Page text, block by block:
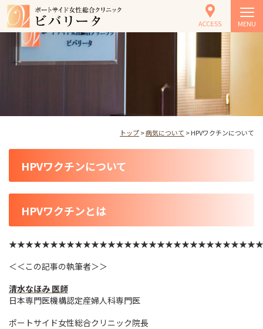
MENU
トップ>病気について > HPVワクチンについて
HPVワクチンについて
HPVワクチンとは
＜＜この記事の執筆者＞＞
清水なほみ 医師
日本専門医機構認定産婦人科専門医
ポートサイド女性総合クリニック院長